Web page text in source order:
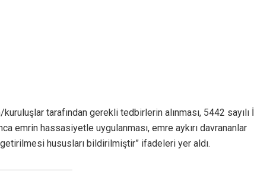
tarafından gerekli tedbirlerin alınması, 5442 sayılı İl
emrin hassasiyetle uygulanması, emre aykırı davrananlar
hususları bildirilmiştir” ifadeleri yer aldı.